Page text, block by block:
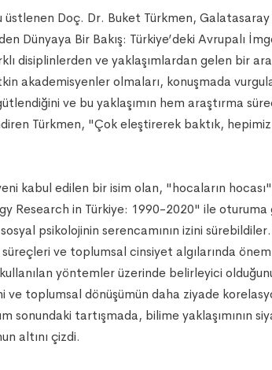
üstlenen Doç. Dr. Buket Türkmen,
Dünyaya Bir Bakış: Türkiye’deki Avrupalı
disiplinlerden ve yaklaşımlardan gelen bir
akademisyenler olmaları, konuşmada
ve bu yaklaşımın hem araştırma
Türkmen, "Çok eleştirerek baktık,
kabul edilen bir isim olan, "hocaların
Research in Türkiye: 1990-2020" ile
psikolojinin serencamının izini
ve toplumsal cinsiyet algılarında
yöntemler üzerinde belirleyici
ve toplumsal dönüşümün daha ziyade
sonundaki tartışmada, bilime yaklaşımının
altını çizdi.